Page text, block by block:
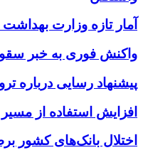
آمار تازه وزارت
واکنش فوری به خبر
پیشنهاد رسایی درباره
افزایش استفاده از
اختلال بانک‌های کشور